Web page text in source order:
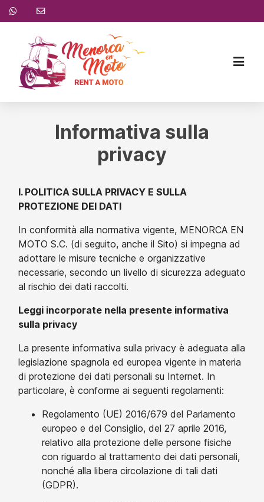
Informativa sulla
privacy
I. POLITICA SULLA PRIVACY E SULLA
PROTEZIONE DEI DATI
In conformità alla normativa vigente, MENORCA EN
MOTO S.C. (di seguito, anche il Sito) si impegna ad
adottare le misure tecniche e organizzative
necessarie, secondo un livello di sicurezza adeguato
al rischio dei dati raccolti.
Leggi incorporate nella presente informativa
sulla privacy
La presente informativa sulla privacy è adeguata alla
legislazione spagnola ed europea vigente in materia
di protezione dei dati personali su Internet. In
particolare, è conforme ai seguenti regolamenti:
Regolamento (UE) 2016/679 del Parlamento
europeo e del Consiglio, del 27 aprile 2016,
relativo alla protezione delle persone fisiche
con riguardo al trattamento dei dati personali,
nonché alla libera circolazione di tali dati
(GDPR).